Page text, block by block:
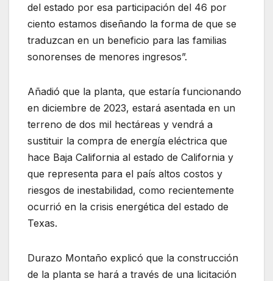
del estado por esa participación del 46 por
ciento estamos diseñando la forma de que se
traduzcan en un beneficio para las familias
sonorenses de menores ingresos”.
Añadió que la planta, que estaría funcionando
en diciembre de 2023, estará asentada en un
terreno de dos mil hectáreas y vendrá a
sustituir la compra de energía eléctrica que
hace Baja California al estado de California y
que representa para el país altos costos y
riesgos de inestabilidad, como recientemente
ocurrió en la crisis energética del estado de
Texas.
Durazo Montaño explicó que la construcción
de la planta se hará a través de una licitación